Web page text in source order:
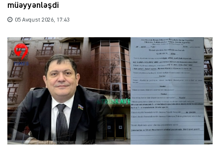
müəyyənləşdi
05 Avqust 2026, 17:43